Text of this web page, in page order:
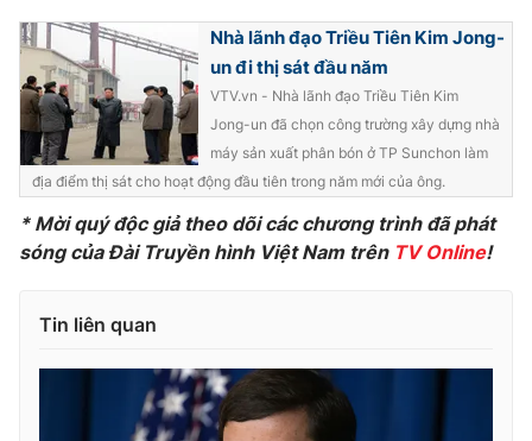
Học trực tuyến
Hitech Công nghệ tương lai
Sản phẩm
Thị trường
Tư vấn
Giao lưu trực tuyến
Lịch phát sóng
Chuyên mục khác
Shorts video
Nhà lãnh đạo Triều Tiên Kim Jong-
un đi thị sát đầu năm
VTV.vn - Nhà lãnh đạo Triều Tiên Kim
Jong-un đã chọn công trường xây dựng nhà
máy sản xuất phân bón ở TP Sunchon làm
địa điểm thị sát cho hoạt động đầu tiên trong năm mới của ông.
* Mời quý độc giả theo dõi các chương trình đã phát
sóng của Đài Truyền hình Việt Nam trên TV Online!
Tin liên quan